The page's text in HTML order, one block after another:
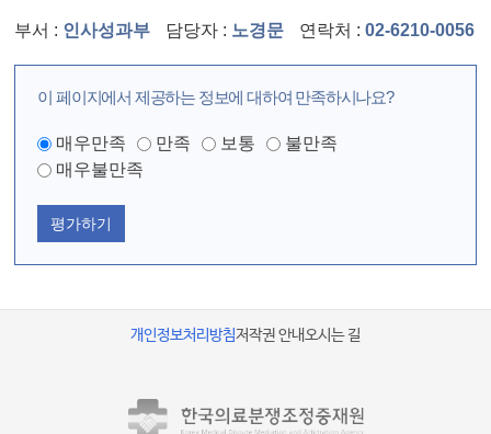
부서 : 인사성과부 담당자 : 노경문 연락처 :02-6210-0056
이 페이지에서 제공하는 정보에 대하여 만족하시나요?
매우만족 만족 보통
불만족
매우불만족
평가하기
개인정보처리방침저작권 안내오시는 길